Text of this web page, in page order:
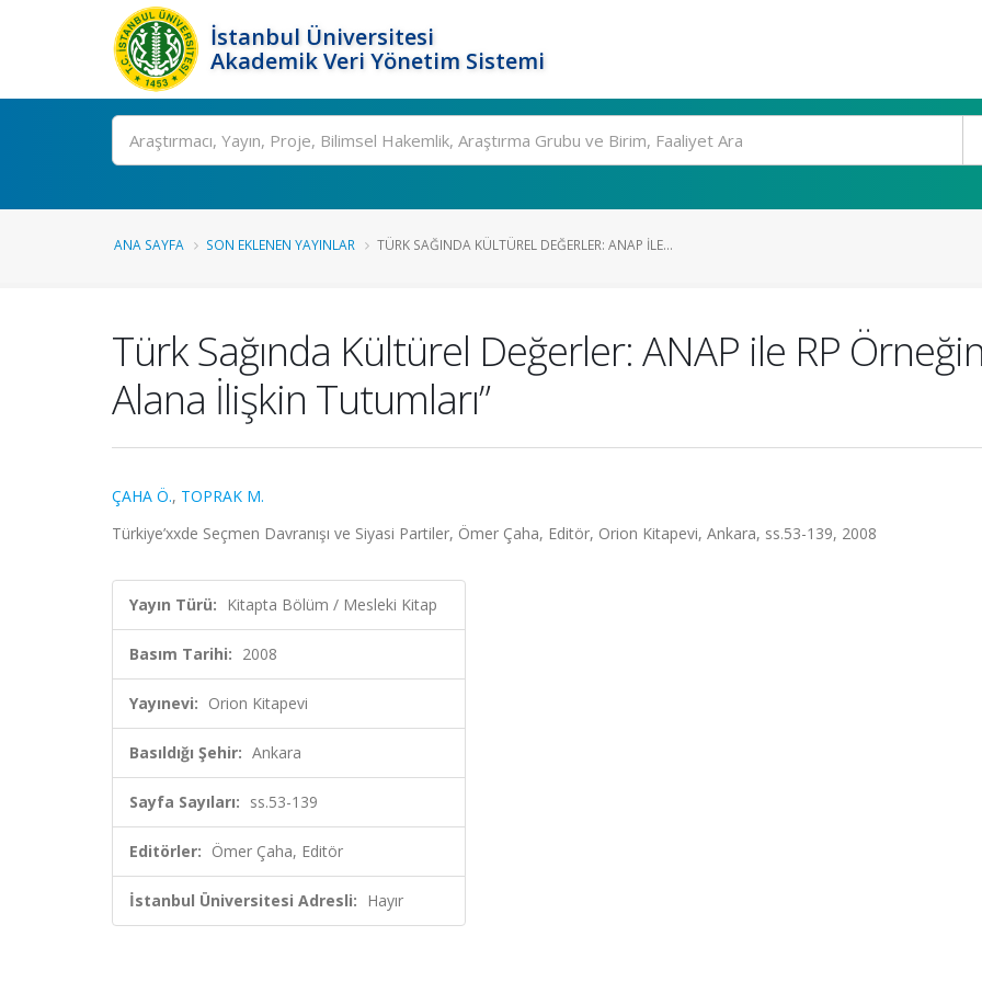
İstanbul Üniversitesi
Akademik Veri Yönetim Sistemi
Ara
ANA SAYFA SON EKLENEN YAYINLAR TÜRK SAĞINDA KÜLTÜREL DEĞERLER: ANAP ILE...
Türk Sağında Kültürel Değerler: ANAP ile RP
Alana İlişkin Tutumları”
ÇAHA Ö., TOPRAK M.
Türkiye’xxde Seçmen Davranışı ve Siyasi Partiler, Ömer Çaha, Editör, Orion Kitapevi, Ankara, ss.53-139, 2008
Yayın Türü: Kitapta Bölüm / Mesleki Kitap
Basım Tarihi: 2008
Yayınevi: Orion Kitapevi
Basıldığı Şehir: Ankara
Sayfa Sayıları: ss.53-139
Editörler: Ömer Çaha, Editör
İstanbul Üniversitesi Adresli: Hayır